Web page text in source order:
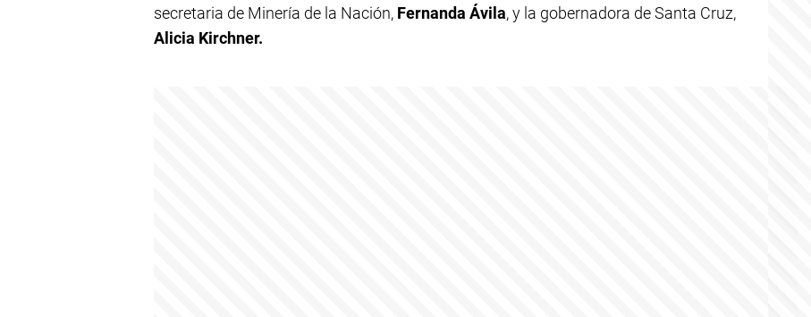
secretaria de Minería de la Nación, Fernanda Ávila, y la gobernadora de Santa Cruz,
Alicia Kirchner.